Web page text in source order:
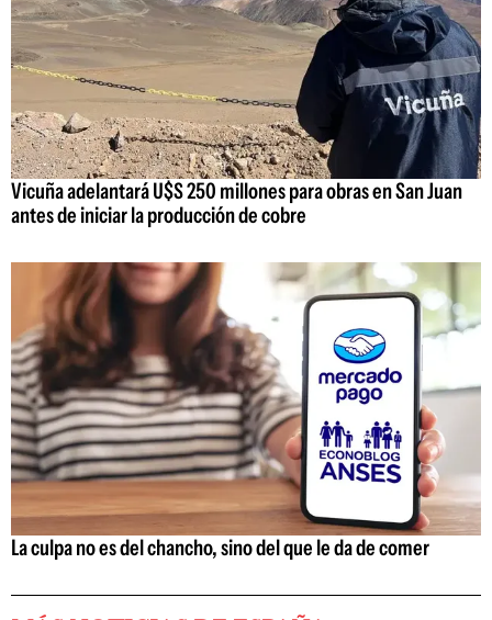
Vicuña adelantará U$S 250 millones para obras en San Juan
antes de iniciar la producción de cobre
La culpa no es del chancho, sino del que le da de comer